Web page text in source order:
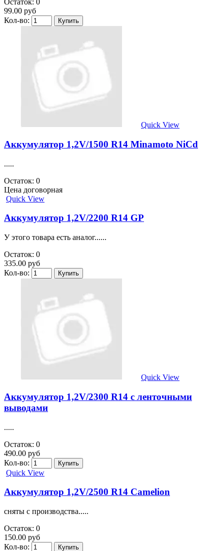
Остаток: 0
99.00 руб
Кол-во:
Quick View
Аккумулятор 1,2V/1500 R14 Minamoto NiCd
.....
Остаток: 0
Цена договорная
Quick View
Аккумулятор 1,2V/2200 R14 GP
У этого товара есть аналог......
Остаток: 0
335.00 руб
Кол-во:
Quick View
Аккумулятор 1,2V/2300 R14 с ленточными
выводами
.....
Остаток: 0
490.00 руб
Кол-во:
Quick View
Аккумулятор 1,2V/2500 R14 Camelion
сняты с производства.....
Остаток: 0
150.00 руб
Кол-во: